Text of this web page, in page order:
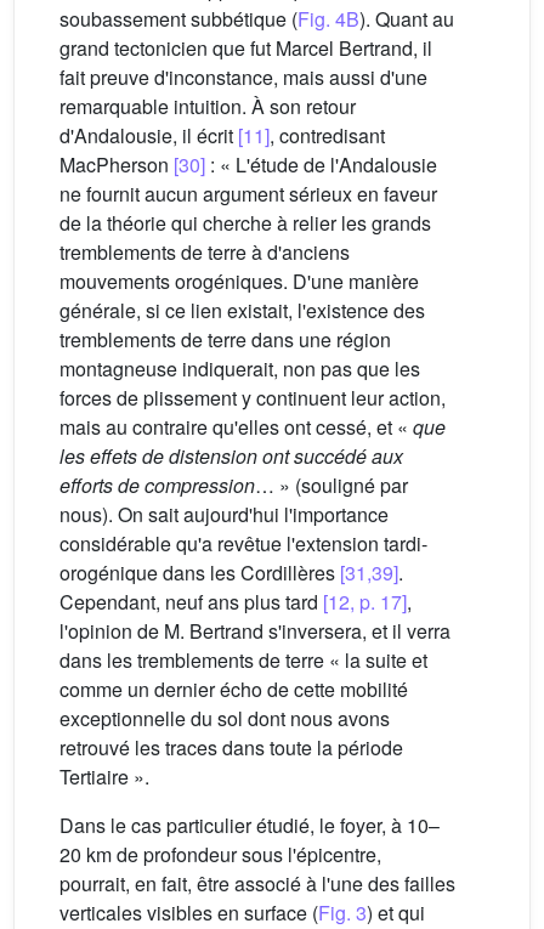
soubassement subbétique (Fig. 4B). Quant au
grand tectonicien que fut Marcel Bertrand, il
fait preuve d'inconstance, mais aussi d'une
remarquable intuition. À son retour
d'Andalousie, il écrit [11], contredisant
MacPherson [30] : « L'étude de l'Andalousie
ne fournit aucun argument sérieux en faveur
de la théorie qui cherche à relier les grands
tremblements de terre à d'anciens
mouvements orogéniques. D'une manière
générale, si ce lien existait, l'existence des
tremblements de terre dans une région
montagneuse indiquerait, non pas que les
forces de plissement y continuent leur action,
mais au contraire qu'elles ont cessé, et « que
les effets de distension ont succédé aux
efforts de compression… » (souligné par
nous). On sait aujourd'hui l'importance
considérable qu'a revêtue l'extension tardi-
orogénique dans les Cordillères [31,39].
Cependant, neuf ans plus tard [12, p. 17],
l'opinion de M. Bertrand s'inversera, et il verra
dans les tremblements de terre « la suite et
comme un dernier écho de cette mobilité
exceptionnelle du sol dont nous avons
retrouvé les traces dans toute la période
Tertiaire ».
Dans le cas particulier étudié, le foyer, à 10–
20 km de profondeur sous l'épicentre,
pourrait, en fait, être associé à l'une des failles
verticales visibles en surface (Fig. 3) et qui